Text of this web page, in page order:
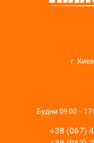
г.
Будни 09:00 -
+38 (067)